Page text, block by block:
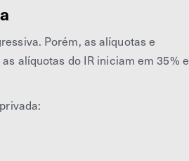
Porém, as alíquotas e
alíquotas do IR iniciam em 35% e